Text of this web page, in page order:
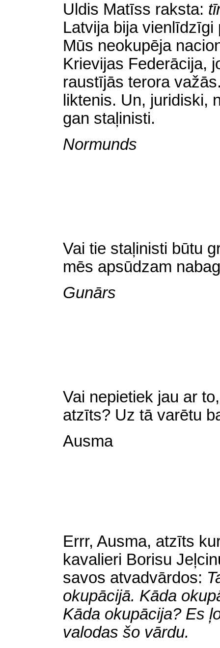
Uldis Matīss raksta:
Latvija bija vienlīdzīgi
Mūs neokupēja
Krievijas Federācija,
raustījās terora
liktenis. Un, juridiski,
gan staļinisti.
Normunds
Vai tie staļinisti būtu
mēs apsūdzam
Gunārs
Vai nepietiek jau ar
atzīts? Uz tā varētu
Ausma
Errr, Ausma, atzīts
kavalieri Borisu
savos atvadvārdos:
okupācijā. Kāda
Kāda okupācija? Es
valodas šo vārdu.